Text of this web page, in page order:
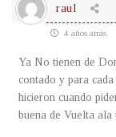
raul
4 años atrás
Ya No tienen de
contado y para
hicieron cuando
buena de Vuelta